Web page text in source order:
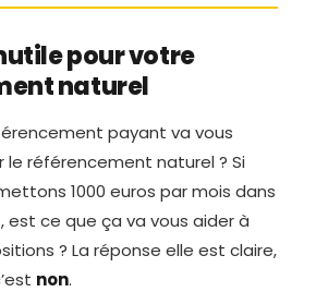
pour votre
naturel
payant va vous
le référencement naturel ? Si
1000 euros par mois dans
est ce que ça va vous aider à
? La réponse elle est claire,
non.